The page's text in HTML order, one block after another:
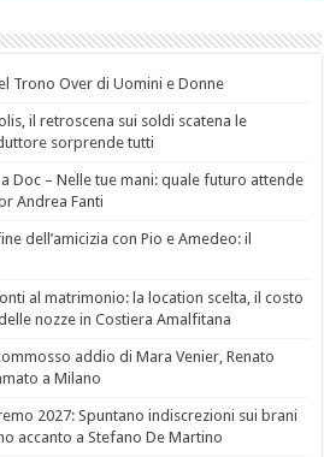
Trono Over di Uomini e Donne
il retroscena sui soldi scatena le
sorprende tutti
Doc – Nelle tue mani: quale futuro attende
Andrea Fanti
dell’amicizia con Pio e Amedeo: il
al matrimonio: la location scelta, il costo
nozze in Costiera Amalfitana
addio di Mara Venier, Renato
a Milano
2027: Spuntano indiscrezioni sui brani
accanto a Stefano De Martino